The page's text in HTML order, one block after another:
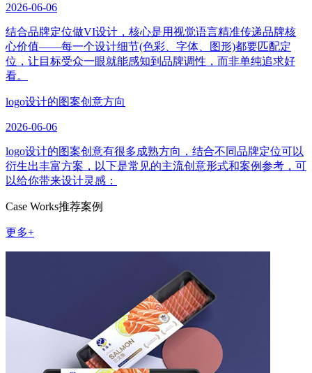
2026-06-06
结合品牌定位做VI设计，核心是用视觉语言精准传递品牌核
心价值——每一个设计细节(色彩、字体、图形)都要匹配定
位，让目标受众一眼就能感知到品牌调性，而非单纯追求好
看。
logo设计的图案创意方向
2026-06-06
logo设计的图案创意有很多成熟方向，结合不同品牌定位可以
衍生出丰富方案，以下是常见的主流创意形式和案例参考，可
以给你带来设计灵感：
Case Works推荐案例
更多+